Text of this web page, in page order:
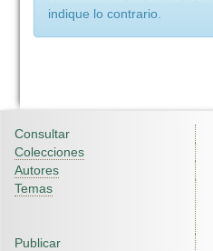
indique lo contrario.
Consultar
Colecciones
Autores
Temas
Publicar